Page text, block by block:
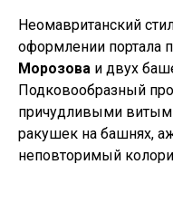
Неомавританский
оформлении портала
Морозова и двух
Подковообразный
причудливыми
ракушек на башнях,
неповторимый